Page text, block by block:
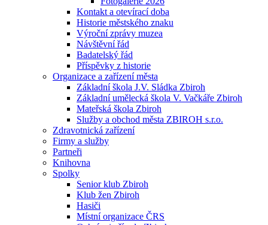
Kontakt a otevírací doba
Historie městského znaku
Výroční zprávy muzea
Návštěvní řád
Badatelský řád
Příspěvky z historie
Organizace a zařízení města
Základní škola J.V. Sládka Zbiroh
Základní umělecká škola V. Vačkáře Zbiroh
Mateřská škola Zbiroh
Služby a obchod města ZBIROH s.r.o.
Zdravotnická zařízení
Firmy a služby
Partneři
Knihovna
Spolky
Senior klub Zbiroh
Klub žen Zbiroh
Hasiči
Místní organizace ČRS